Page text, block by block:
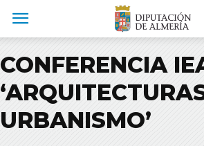
CONFERENCIA
URBANISMO’